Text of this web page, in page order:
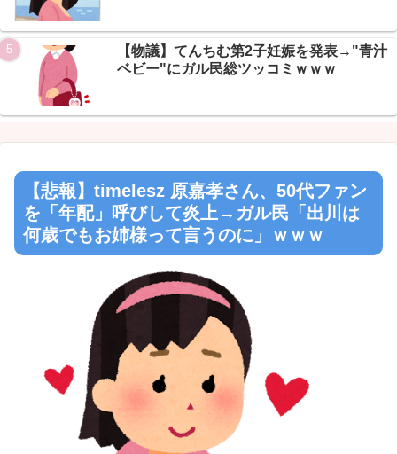
【物議】てんちむ第2子妊娠を発表→"青汁
ベビー"にガル民総ツッコミｗｗｗ
【悲報】timelesz 原嘉孝さん、50代ファン
を「年配」呼びして炎上→ガル民「出川は
何歳でもお姉様って言うのに」ｗｗｗ